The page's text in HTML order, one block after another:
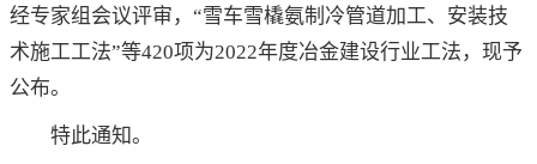
经专家组会议评审，“雪车雪橇氨制冷管道加工、安装技
术施工工法”等420项为2022年度冶金建设行业工法，现予
公布。
特此通知。